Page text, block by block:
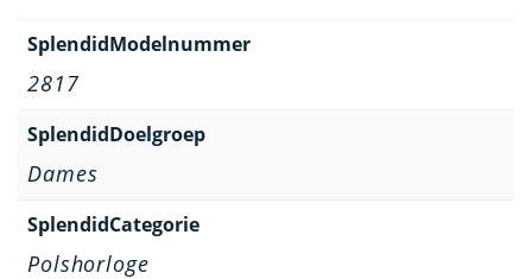
SplendidModelnummer
2817
SplendidDoelgroep
Dames
SplendidCategorie
Polshorloge